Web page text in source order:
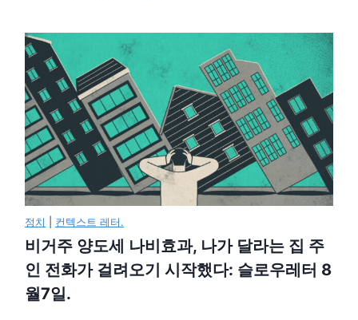
정치 컨텍스트 레터.
비거주 양도세 나비효과, 나가 달라는 집 주
인 전화가 걸려오기 시작했다: 슬로우레터 8
월7일.